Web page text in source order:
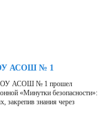
АСОШ № 1
МОУ АСОШ № 1 прошел
«Минутки безопасности»:
закрепив знания через